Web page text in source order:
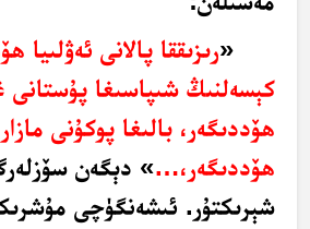
«رىزىققا پالانى ئەۋلىيا
كېسەلنىڭ شىپاسىغا پۇستانى
ھۆددىگەر، بالىغا پوكۇنى
ھۆددىگەر،…» دېگەن
شېرىكتۇر. ئىشەنگۈچى